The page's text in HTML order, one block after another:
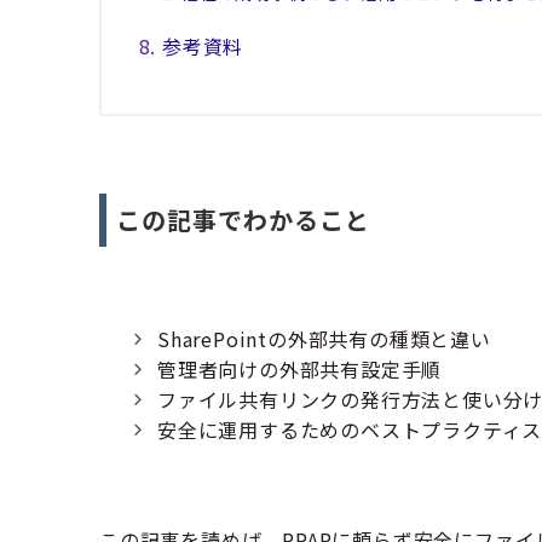
参考資料
この記事でわかること
SharePointの外部共有の種類と違い
管理者向けの外部共有設定手順
ファイル共有リンクの発行方法と使い分け
安全に運用するためのベストプラクティス